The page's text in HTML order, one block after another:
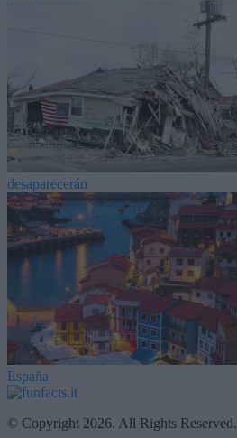
desaparecerán
España
© Copyright 2026. All Rights Reserved.